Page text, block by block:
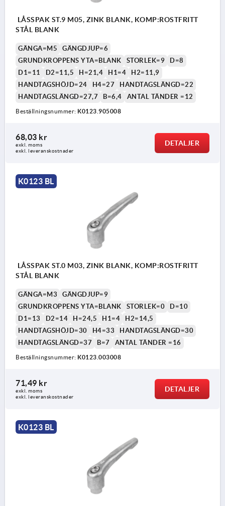
LÅSSPAK ST.9 M05, ZINK BLANK, KOMP:ROSTFRITT
STÅL BLANK
GÄNGA=M5
GÄNGDJUP=6
GRUNDKROPPENS YTA=BLANK
STORLEK=9
D=8
D1=11
D2=11,5 H=21,4 H1=4
H2=11,9
HANDTAGSHÖJD=24
H4=27
HANDTAGSLÄNGD=22
HANDTAGSLÄNGD=27,7
B=6,4 ANTAL TÄNDER =12
Beställningsnummer: K0123.905008
68,03 kr
exkl. moms
exkl. leveranskostnader
DETALJER
K0123 BL
LÅSSPAK ST.0 M03, ZINK BLANK, KOMP:ROSTFRITT
STÅL BLANK
GÄNGA=M3
GÄNGDJUP=9
GRUNDKROPPENS YTA=BLANK
STORLEK=0
D=10
D1=13
D2=14 H=24,5 H1=4
H2=14,5
HANDTAGSHÖJD=30
H4=33
HANDTAGSLÄNGD=30
HANDTAGSLÄNGD=37
B=7 ANTAL TÄNDER =16
Beställningsnummer: K0123.003008
71,49 kr
exkl. moms
exkl. leveranskostnader
DETALJER
K0123 BL